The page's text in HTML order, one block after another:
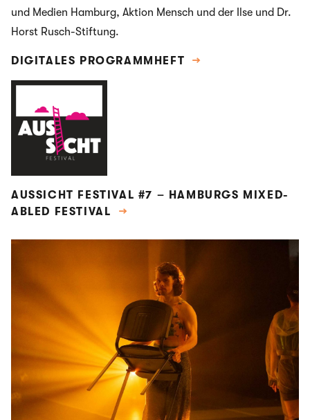
und Medien Hamburg, Aktion Mensch und der Ilse und Dr.
Horst Rusch-Stiftung.
DIGITALES PROGRAMMHEFT →
AUSSICHT FESTIVAL #7 – HAMBURGS MIXED-
ABLED FESTIVAL
→